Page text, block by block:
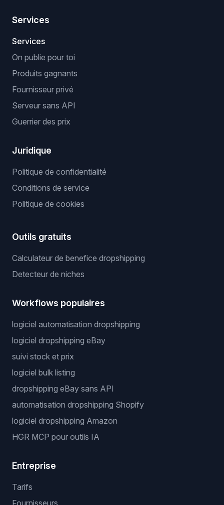
Services
Services
On publie pour toi
Produits gagnants
Fournisseur privé
Serveur sans API
Guerrier des prix
Juridique
Politique de confidentialité
Conditions de service
Politique de cookies
Outils gratuits
Calculateur de benefice dropshipping
Detecteur de niches
Workflows populaires
logiciel automatisation dropshipping
logiciel dropshipping eBay
suivi stock et prix
logiciel bulk listing
dropshipping eBay sans API
automatisation dropshipping Shopify
logiciel dropshipping Amazon
HGR MCP pour outils IA
Entreprise
Tarifs
Fournisseurs